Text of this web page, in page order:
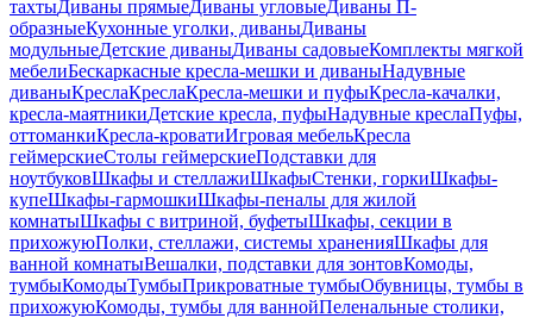
тахтыДиваны прямыеДиваны угловыеДиваны П-
образныеКухонные уголки, диваныДиваны
модульныеДетские диваныДиваны садовыеКомплекты мягкой
мебелиБескаркасные кресла-мешки и диваныНадувные
диваныКреслаКреслаКресла-мешки и пуфыКресла-качалки,
кресла-маятникиДетские кресла, пуфыНадувные креслаПуфы,
оттоманкиКресла-кроватиИгровая мебельКресла
геймерскиеСтолы геймерскиеПодставки для
ноутбуковШкафы и стеллажиШкафыСтенки, горкиШкафы-
купеШкафы-гармошкиШкафы-пеналы для жилой
комнатыШкафы с витриной, буфетыШкафы, секции в
прихожуюПолки, стеллажи, системы храненияШкафы для
ванной комнатыВешалки, подставки для зонтовКомоды,
тумбыКомодыТумбыПрикроватные тумбыОбувницы, тумбы в
прихожуюКомоды, тумбы для ваннойПеленальные столики,